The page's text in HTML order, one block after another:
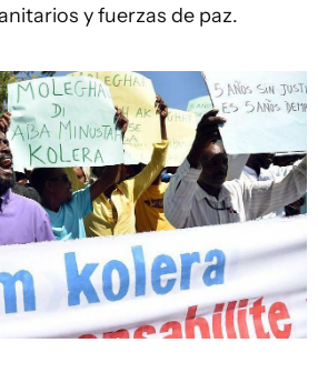
y fuerzas de paz.